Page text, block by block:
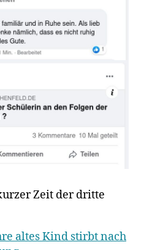
Zeit der dritte
altes Kind stirbt nach